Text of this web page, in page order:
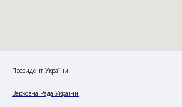
Президент України
Верховна Рада України